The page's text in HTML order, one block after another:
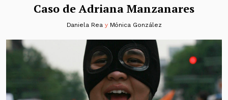
Caso de Adriana Manzanares
Daniela Rea y Mónica González